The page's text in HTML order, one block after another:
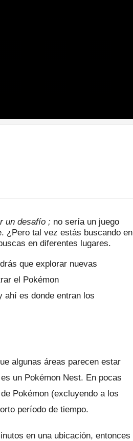
un desafío ; no sería un juego
¿Pero tal vez estás buscando en
en diferentes lugares.
que explorar nuevas
el Pokémon
ahí es donde entran los
algunas áreas parecen estar
un Pokémon Nest. En pocas
Pokémon (excluyendo a los
período de tiempo.
en una ubicación, entonces